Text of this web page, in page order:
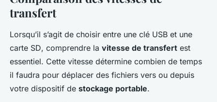
transfert
Lorsqu’il s’agit de choisir entre une clé USB et une
carte SD, comprendre la vitesse de transfert est
essentiel. Cette vitesse détermine combien de temps
il faudra pour déplacer des fichiers vers ou depuis
votre dispositif de stockage portable.